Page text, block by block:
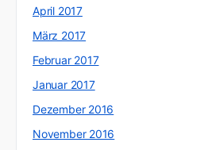
April 2017
März 2017
Februar 2017
Januar 2017
Dezember 2016
November 2016